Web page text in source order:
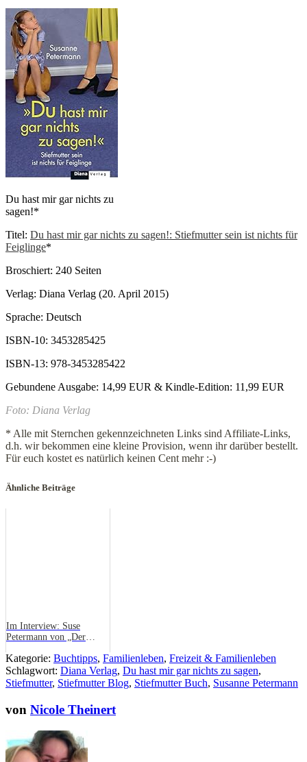
Du hast mir gar nichts zu
sagen!*
Titel: Du hast mir gar nichts zu sagen!: Stiefmutter sein ist nichts für
Feiglinge*
Broschiert: 240 Seiten
Verlag: Diana Verlag (20. April 2015)
Sprache: Deutsch
ISBN-10: 3453285425
ISBN-13: 978-3453285422
Gebundene Ausgabe: 14,99 EUR & Kindle-Edition: 11,99 EUR
Foto: Diana Verlag
* Alle mit Sternchen gekennzeichneten Links sind Affiliate-Links,
d.h. wir bekommen eine kleine Provision, wenn ihr darüber bestellt.
Für euch kostet es natürlich keinen Cent mehr :-)
Ähnliche Beiträge
Im Interview: Suse
Petermann von „Der
Kategorie: Buchtipps, Familienleben, Freizeit & Familienleben
Schlagwort: Diana Verlag, Du hast mir gar nichts zu sagen,
Stiefmutter, Stiefmutter Blog, Stiefmutter Buch, Susanne Petermann
von Nicole Theinert